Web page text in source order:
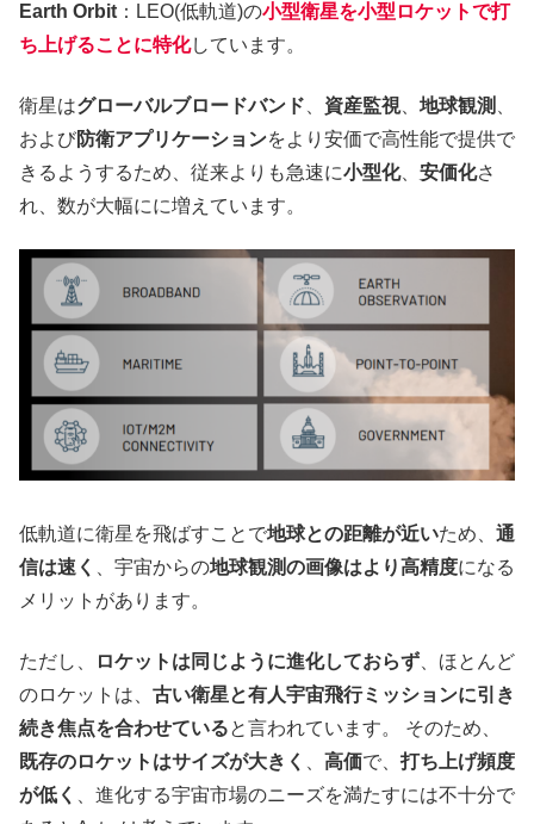
Earth Orbit ：LEO(低軌道)の小型衛星を小型ロケットで打
ち上げることに特化しています。
衛星はグローバルブロードバンド 資産監視、 地球観測
および防衛アプリケーションをより安価で高性能で提供で
きるようするため、従来よりも急速に小型化、 安価化さ
れ、数が大幅にに増えています。
低軌道に衛星を飛ばすことで地球との距離が近いため、 通
信は速く 、宇宙からの地球観測の画像はより高精度になる
メリットがあります。
ただし、 ロケットは同じように進化しておらず 、ほとんど
のロケットは、 古い衛星と有人宇宙飛行ミッションに引き
続き焦点を合わせていると言われています。 そのため、
既存のロケットはサイズが大きく
高価で、 打ち上げ頻度
が低く
、進化する宇宙市場のニーズを満たすには不十分で